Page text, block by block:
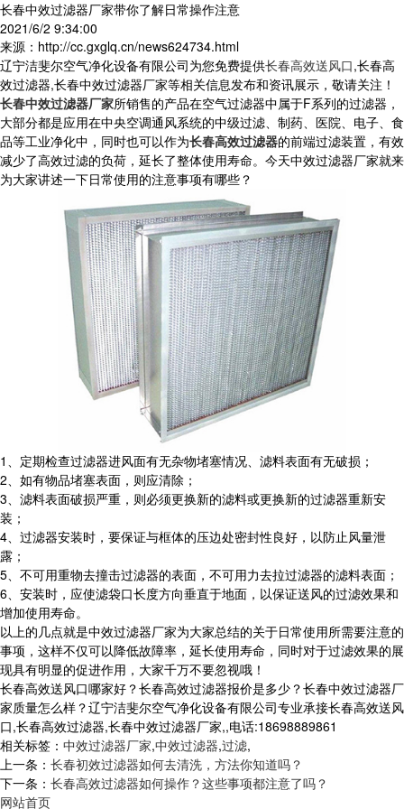
长春中效过滤器厂家带你了解日常操作注意
2021/6/2 9:34:00
来源：http://cc.gxglq.cn/news624734.html
辽宁洁斐尔空气净化设备有限公司为您免费提供长春高效送风口,长春高
效过滤器,长春中效过滤器厂家等相关信息发布和资讯展示，敬请关注！
长春中效过滤器厂家所销售的产品在空气过滤器中属于F系列的过滤器，
大部分都是应用在中央空调通风系统的中级过滤、制药、医院、电子、食
品等工业净化中，同时也可以作为长春高效过滤器的前端过滤装置，有效
减少了高效过滤的负荷，延长了整体使用寿命。今天中效过滤器厂家就来
为大家讲述一下日常使用的注意事项有哪些？
1、定期检查过滤器进风面有无杂物堵塞情况、滤料表面有无破损；
2、如有物品堵塞表面，则应清除；
3、滤料表面破损严重，则必须更换新的滤料或更换新的过滤器重新安
装；
4、过滤器安装时，要保证与框体的压边处密封性良好，以防止风量泄
露；
5、不可用重物去撞击过滤器的表面，不可用力去拉过滤器的滤料表面；
6、安装时，应使滤袋口长度方向垂直于地面，以保证送风的过滤效果和
增加使用寿命。
以上的几点就是中效过滤器厂家为大家总结的关于日常使用所需要注意的
事项，这样不仅可以降低故障率，延长使用寿命，同时对于过滤效果的展
现具有明显的促进作用，大家千万不要忽视哦！
长春高效送风口哪家好？长春高效过滤器报价是多少？长春中效过滤器厂
家质量怎么样？辽宁洁斐尔空气净化设备有限公司专业承接长春高效送风
口,长春高效过滤器,长春中效过滤器厂家,,电话:18698889861
相关标签： 中效过滤器厂家,中效过滤器,过滤,
上一条： 长春初效过滤器如何去清洗，方法你知道吗？
下一条： 长春高效过滤器如何操作？这些事项都注意了吗？
网站首页